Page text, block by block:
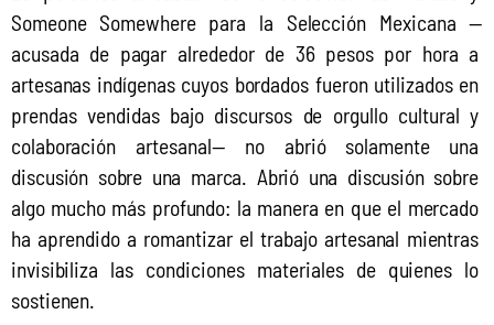
Someone Somewhere para la Selección Mexicana —
acusada de pagar alrededor de 36 pesos por hora a
artesanas indígenas cuyos bordados fueron utilizados en
prendas vendidas bajo discursos de orgullo cultural y
colaboración artesanal— no abrió solamente una
discusión sobre una marca. Abrió una discusión sobre
algo mucho más profundo: la manera en que el mercado
ha aprendido a romantizar el trabajo artesanal mientras
invisibiliza las condiciones materiales de quienes lo
sostienen.